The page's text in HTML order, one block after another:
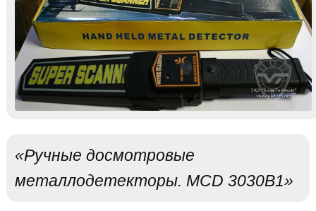
«Ручные досмотровые
металлодетекторы. MCD 3030B1»